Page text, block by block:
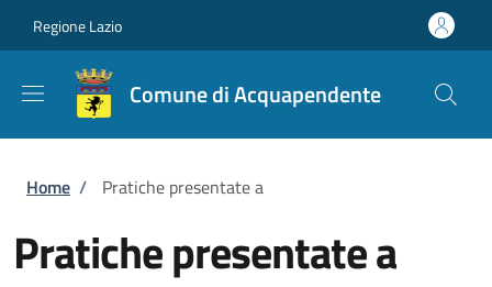
Regione Lazio
Comune di Acquapendente
Briciole di pane
Home / Pratiche presentate a
Pratiche presentate a